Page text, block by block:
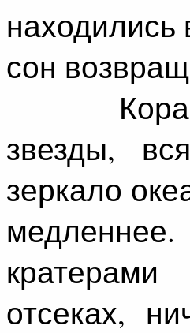
находились
сон
Корабль
звезды,
зеркало
отсеках,